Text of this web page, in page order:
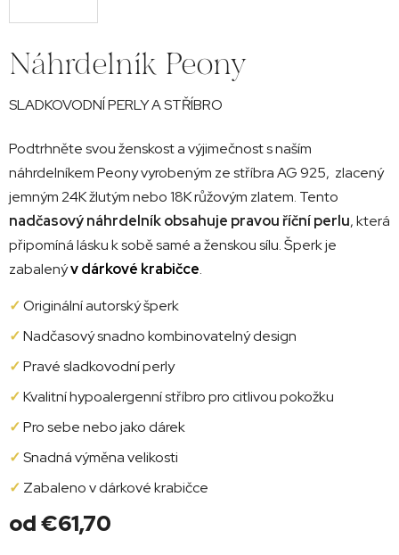
SLADKOVODNÍ PERLY A STŘÍBRO
Podtrhněte svou ženskost a výjimečnost s naším
náhrdelníkem Peony vyrobeným ze stříbra AG 925, zlacený
jemným 24K žlutým nebo 18K růžovým zlatem. Tento
nadčasový náhrdelník obsahuje pravou říční perlu, která
připomíná lásku k sobě samé a ženskou sílu. Šperk je
zabalenýv dárkové krabičce.
✓Originální autorský šperk
✓Nadčasový snadno kombinovatelný design
✓Pravé sladkovodní perly
✓Kvalitní hypoalergenní stříbro pro citlivou pokožku
✓Pro sebe nebo jako dárek
✓Snadná výměna velikosti
✓ Zabaleno v dárkové krabičce
od€61,70
Náhrdelník Peony